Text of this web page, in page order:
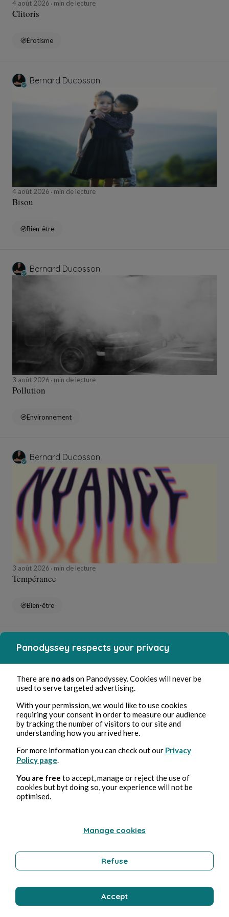
4 août 2026 min de lecture
Clitoris
Érotisme
Bernard Ducosson
4 août 2026 min de lecture
Bisou
Bien-être
Bernard Ducosson
3 août 2026 min de lecture
Pollution
Environnement
Bernard Ducosson
3 août 2026 min de lecture
Tempérance
Bien-être
Bernard Ducosson
3 août 2026 1 min de lecture
Affabulateurs
Éducation et formation
Bernard Ducosson
Panodyssey respects your privacy
There are no adson Panodyssey. Cookies will never be
used to serve targeted advertising.
With your permission, we would like to use cookies
requiring your consent in order to measure our audience
by tracking the number of visitors to our site and
understanding how you arrived here.
For more information you can check out our Privacy
Policy page
You are free to accept, manage or reject the use of
cookies but byt doing so, your experience will not be
optimised.
Manage cookies
Refuse
Accept